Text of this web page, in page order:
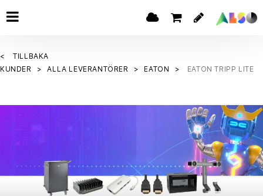
TILLBAKA
KUNDER
ALLA LEVERANTÖRER EATON EATON TRIPP LITE